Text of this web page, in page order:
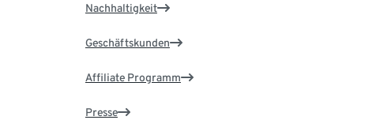
Nachhaltigkeit
Geschäftskunden
Affiliate Programm
Presse